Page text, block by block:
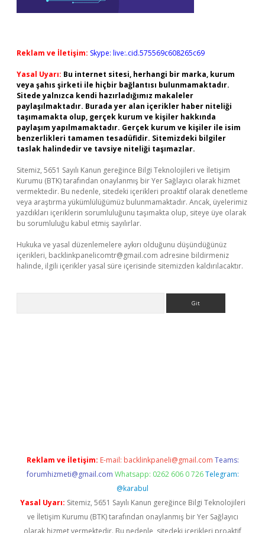
Reklam ve İletişim: Skype: live:.cid.575569c608265c69
Yasal Uyarı: Bu internet sitesi, herhangi bir marka, kurum
veya şahıs şirketi ile hiçbir bağlantısı bulunmamaktadır.
Sitede yalnızca kendi hazırladığımız makaleler
paylaşılmaktadır. Burada yer alan içerikler haber niteliği
taşımamakta olup, gerçek kurum ve kişiler hakkında
paylaşım yapılmamaktadır. Gerçek kurum ve kişiler ile isim
benzerlikleri tamamen tesadüfidir. Sitemizdeki bilgiler
taslak halindedir ve tavsiye niteliği taşımazlar.
Sitemiz, 5651 Sayılı Kanun gereğince Bilgi Teknolojileri ve İletişim
Kurumu (BTK) tarafından onaylanmış bir Yer Sağlayıcı olarak hizmet
vermektedir. Bu nedenle, sitedeki içerikleri proaktif olarak denetleme
veya araştırma yükümlülüğümüz bulunmamaktadır. Ancak, üyelerimiz
yazdıkları içeriklerin sorumluluğunu taşımakta olup, siteye üye olarak
bu sorumluluğu kabul etmiş sayılırlar.
Hukuka ve yasal düzenlemelere aykırı olduğunu düşündüğünüz
içerikleri, backlinkpanelicomtr@gmail.com adresine bildirmeniz
halinde, ilgili içerikler yasal süre içerisinde sitemizden kaldırılacaktır.
Reklam ve İletişim: E-mail: backlinkpaneli@gmail.com Teams:
forumhizmeti@gmail.com Whatsapp: 0262 606 0 726 Telegram:
@karabul
Yasal Uyarı: Sitemiz, 5651 Sayılı Kanun gereğince Bilgi Teknolojileri
ve İletişim Kurumu (BTK) tarafından onaylanmış bir Yer Sağlayıcı
olarak hizmet vermektedir. Bu nedenle, sitedeki içerikleri proaktif